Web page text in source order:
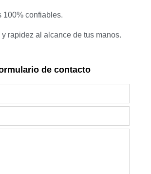
100% confiables.
rapidez al alcance de tus manos.
de contacto